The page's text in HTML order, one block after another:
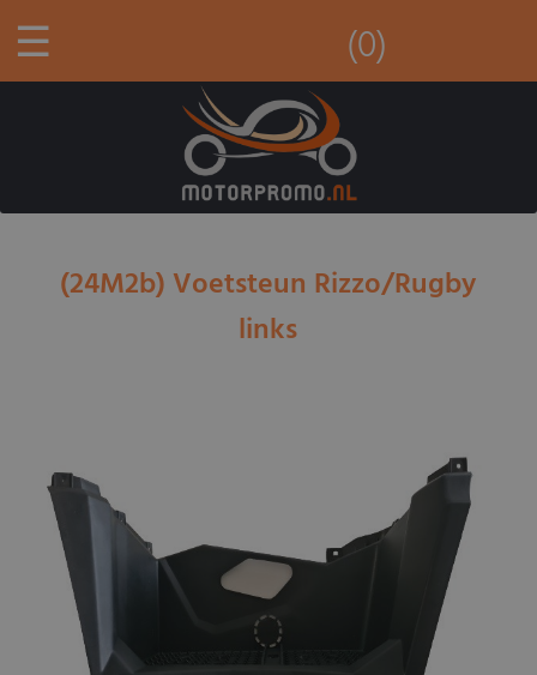
☰ (0)
(24M2b) Voetsteun Rizzo/Rugby
links